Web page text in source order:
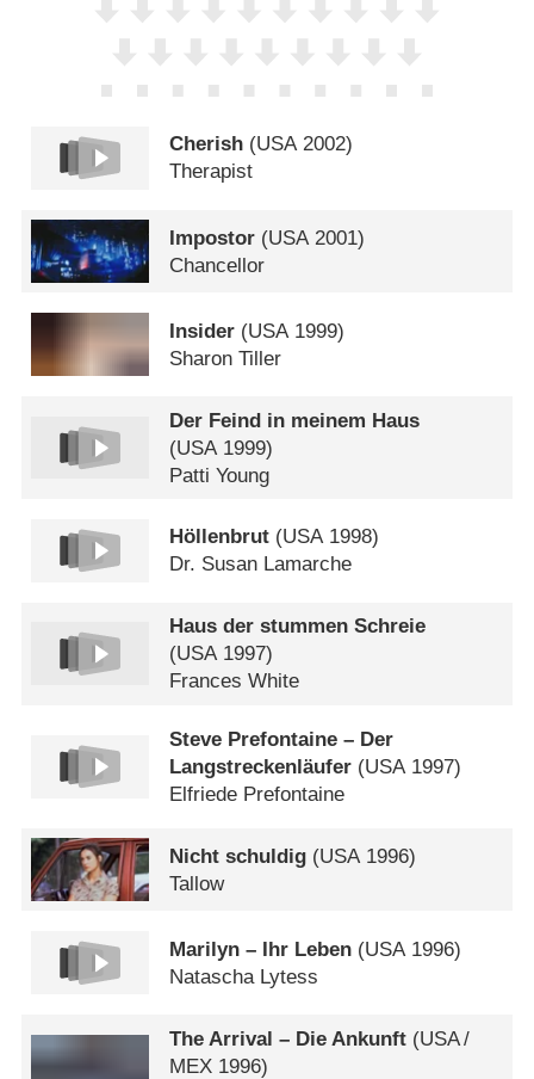
Cherish (USA2002)
Therapist
Impostor (USA 2001)
Chancellor
Insider (USA 1999)
Sharon Tiller
Der Feind in meinem Haus
(USA 1999)
Patti Young
Höllenbrut (USA1998)
Dr. Susan Lamarche
Haus der stummen Schreie
(USA1997)
Frances White
Steve Prefontaine – Der
Langstreckenläufer (USA 1997)
Elfriede Prefontaine
Nicht schuldig (USA 1996)
Tallow
Marilyn – Ihr Leben (USA1996)
Natascha Lytess
The Arrival – Die Ankunft (USA/
MEX 1996)